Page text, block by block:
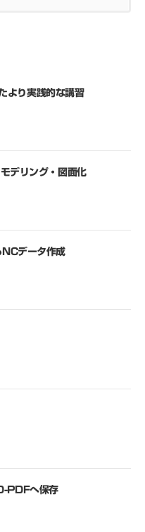
より実践的な講習
デリング・図面化
データ作成
PDFへ保存